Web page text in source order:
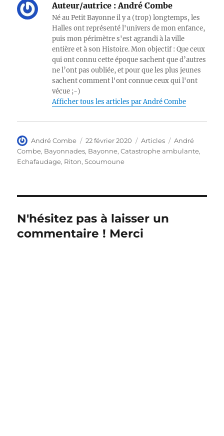
Auteur/autrice :André Combe
Né au Petit Bayonne il y a (trop) longtemps, les
Halles ont représenté l'univers de mon enfance,
puis mon périmètre s'est agrandi à la ville
entière et à son Histoire. Mon objectif : Que ceux
qui ont connu cette époque sachent que d’autres
ne l’ont pas oubliée, et pour que les plus jeunes
sachent comment l'ont connue ceux qui l'ont
vécue ;-)
Afficher tous les articles par André Combe
Auteur
André Combe
Publié
le
22 février 2020 Catégories
Articles Étiquettes
André
Combe, Bayonnades, Bayonne,Catastrophe ambulante,
Echafaudage, Riton,Scoumoune
N'hésitez pas à laisser un
commentaire ! Merci